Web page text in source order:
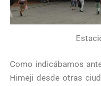
Como indicábamos
Himeji desde otras